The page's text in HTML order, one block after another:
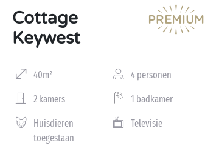
Cottage
Keywest
40m² 4 personen
2 kamers 1 badkamer
Huisdieren
toegestaan
Televisie